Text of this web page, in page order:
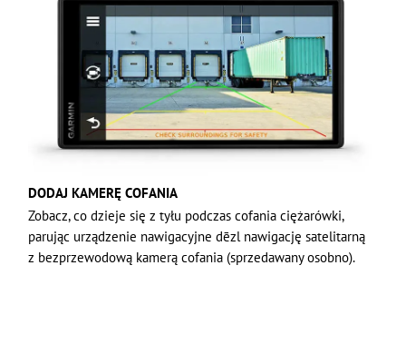
DODAJ KAMERĘ COFANIA
Zobacz, co dzieje się z tyłu podczas cofania ciężarówki,
parując urządzenie nawigacyjne dēzl nawigację satelitarną
z bezprzewodową kamerą cofania (sprzedawany osobno).